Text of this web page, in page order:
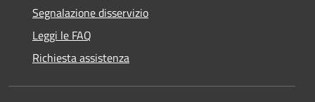
Segnalazione disservizio
Leggi le FAQ
Richiesta assistenza